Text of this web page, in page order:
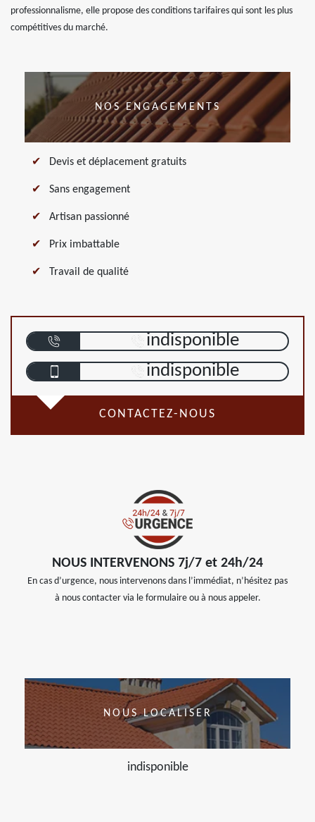
professionnalisme, elle propose des conditions tarifaires qui sont les plus
compétitives du marché.
NOS ENGAGEMENTS
Devis et déplacement gratuits
Sans engagement
Artisan passionné
Prix imbattable
Travail de qualité
indisponible
indisponible
CONTACTEZ-NOUS
NOUS INTERVENONS 7j/7 et 24h/24
En cas d’urgence, nous intervenons dans l’immédiat, n’hésitez pas
à nous contacter via le formulaire ou à nous appeler.
NOUS LOCALISER
indisponible